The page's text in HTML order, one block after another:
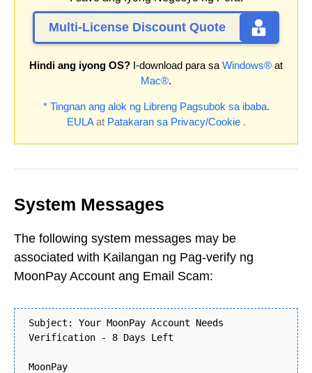
Multi-License Discount Quote
Hindi ang iyong OS? I-download para sa Windows® at
Mac®.
* Tingnan ang alok ng Libreng Pagsubok sa ibaba.
EULAat Patakaran sa Privacy/Cookie.
System Messages
The following system messages may be
associated with Kailangan ng Pag-verify ng
MoonPay Account ang Email Scam:
Subject: Your MoonPay Account Needs
Verification - 8 Days Left
MoonPay